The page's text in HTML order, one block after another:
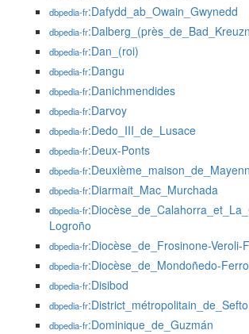
dbpedia-fr:Dafydd_ab_Owain_Gwynedd
dbpedia-fr
dbpedia-fr:Dan_(roi)
dbpedia-fr:Dangu
dbpedia-fr:Danichmendides
dbpedia-fr:Darvoy
dbpedia-fr:Dedo_III_de_Lusace
dbpedia-fr:Deux-Ponts
dbpedia-fr
dbpedia-fr:Diarmait_Mac_Murchada
dbpedia-fr
Logroño
dbpedia-fr:Diocèse_de_Frosinone-Veroli-
dbpedia-fr:Diocèse_de_Mondoñedo-
dbpedia-fr:Disibod
dbpedia-fr
dbpedia-fr:Dominique_de_Guzmán